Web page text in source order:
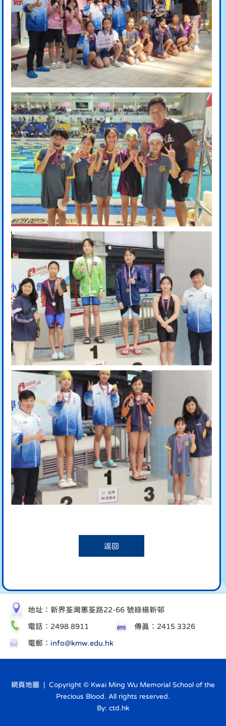
返回
地址：新界荃灣蕙荃路22-66 號綠楊新邨
電話：2498 8911 傳真：2415 3326
電郵： info@kmw.edu.hk
網頁地圖 | Copyright © Kwai Ming Wu Memorial School of the
Precious Blood. All rights reserved.
By: ctd.hk